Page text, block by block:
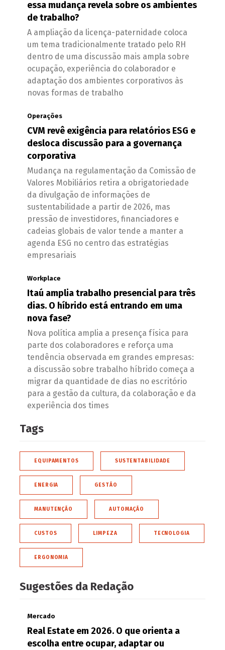
essa mudança revela sobre os ambientes
de trabalho?
A ampliação da licença-paternidade coloca
um tema tradicionalmente tratado pelo RH
dentro de uma discussão mais ampla sobre
ocupação, experiência do colaborador e
adaptação dos ambientes corporativos às
novas formas de trabalho
Operações
CVM revê exigência para relatórios ESG e
desloca discussão para a governança
corporativa
Mudança na regulamentação da Comissão de
Valores Mobiliários retira a obrigatoriedade
da divulgação de informações de
sustentabilidade a partir de 2026, mas
pressão de investidores, financiadores e
cadeias globais de valor tende a manter a
agenda ESG no centro das estratégias
empresariais
Workplace
Itaú amplia trabalho presencial para três
dias. O híbrido está entrando em uma
nova fase?
Nova política amplia a presença física para
parte dos colaboradores e reforça uma
tendência observada em grandes empresas:
a discussão sobre trabalho híbrido começa a
migrar da quantidade de dias no escritório
para a gestão da cultura, da colaboração e da
experiência dos times
Tags
EQUIPAMENTOS SUSTENTABILIDADE
ENERGIA GESTÃO
MANUTENÇÃO AUTOMAÇÃO
CUSTOS LIMPEZA TECNOLOGIA
ERGONOMIA
Sugestões da Redação
Mercado
Real Estate em 2026. O que orienta a
escolha entre ocupar, adaptar ou